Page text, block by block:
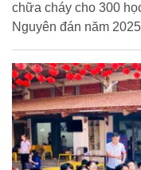
chữa cháy cho 300
Nguyên đán năm